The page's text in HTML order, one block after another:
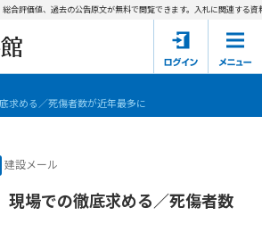
資料館とは
都の入札資料
通省の入札資料
もん勝ち
評価値、過去の公告原文が無料で閲覧できます。入札に関連する資
求める／死傷者数が近年最多に
建設メール
現場での徹底求める／死傷者数